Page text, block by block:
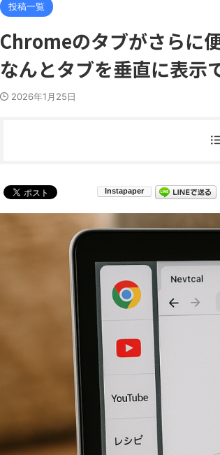
投稿一覧
Chromeのタブがさらに
なんとタブを垂直に表示
2026年1月25日